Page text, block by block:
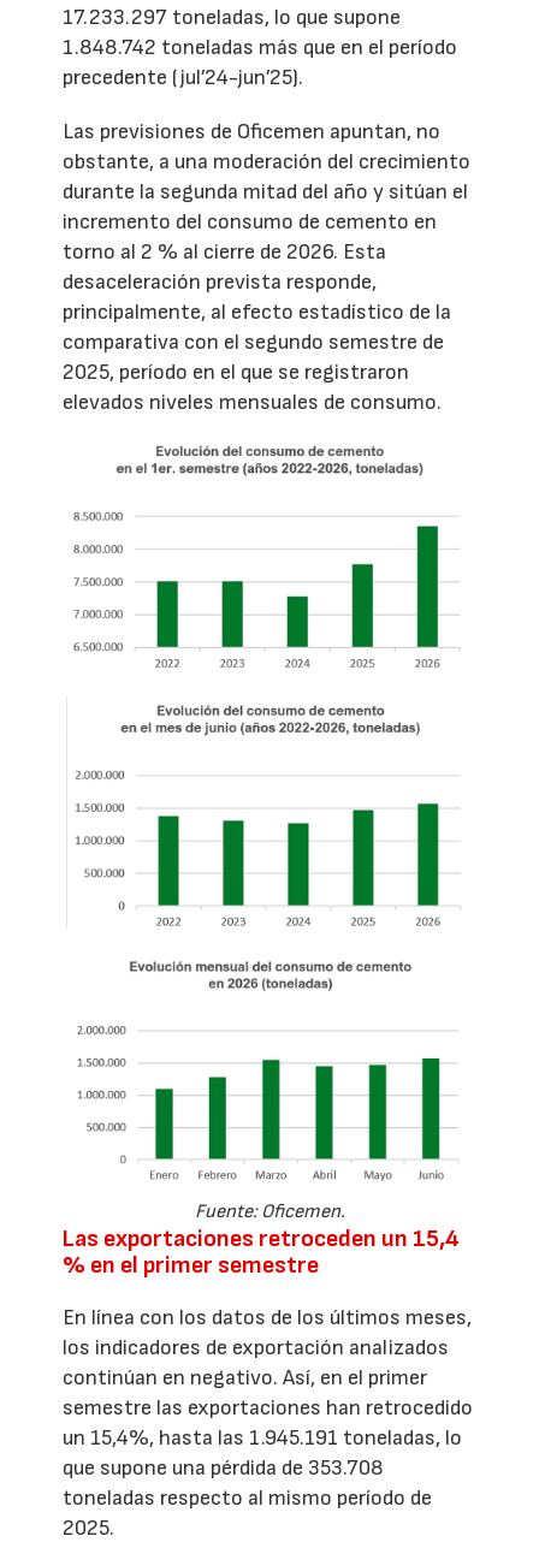
17.233.297 toneladas, lo que supone
1.848.742 toneladas más que en el período
precedente (jul’24-jun’25).
Las previsiones de Oficemen apuntan, no
obstante, a una moderación del crecimiento
durante la segunda mitad del año y sitúan el
incremento del consumo de cemento en
torno al 2 % al cierre de 2026. Esta
desaceleración prevista responde,
principalmente, al efecto estadístico de la
comparativa con el segundo semestre de
2025, período en el que se registraron
elevados niveles mensuales de consumo.
Fuente: Oficemen.
Las exportaciones retroceden un 15,4
% en el primer semestre
En línea con los datos de los últimos meses,
los indicadores de exportación analizados
continúan en negativo. Así, en el primer
semestre las exportaciones han retrocedido
un 15,4%, hasta las 1.945.191 toneladas, lo
que supone una pérdida de 353.708
toneladas respecto al mismo período de
2025.